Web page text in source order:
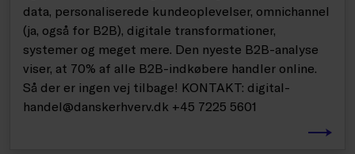
data, personaliserede kundeoplevelser, omnichannel
(ja, også for B2B), digitale transformationer,
systemer og meget mere. Den nyeste B2B-analyse
viser, at 70% af alle B2B-indkøbere handler online.
Så der er ingen vej tilbage! KONTAKT: digital-
handel@danskerhverv.dk +45 7225 5601